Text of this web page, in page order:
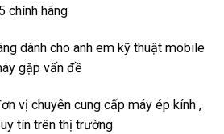
bền
chính hãng
dành cho anh em kỹ thuật mobile
gặp vấn đề
vị chuyên cung cấp máy ép kính ,
tín trên thị trường